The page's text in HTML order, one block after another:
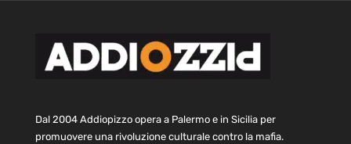
Dal 2004 Addiopizzo opera a Palermo e in Sicilia per
promuovere una rivoluzione culturale contro la mafia.